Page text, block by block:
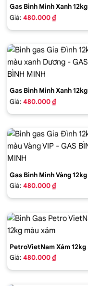
Gas Bình Minh Xanh 12kg
Giá: 480.000 ₫
Gas Bình Minh Xanh 12kg
Giá: 480.000 ₫
Gas Bình Minh Vàng 12kg
Giá: 480.000 ₫
PetroVietNam Xám 12kg
Giá: 480.000 ₫